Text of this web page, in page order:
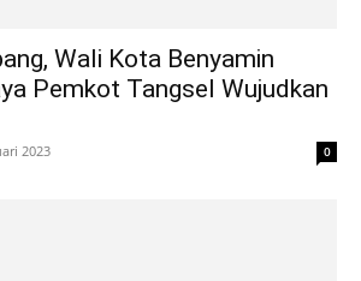
Wali Kota Benyamin
Pemkot Tangsel Wujudkan
2023 0